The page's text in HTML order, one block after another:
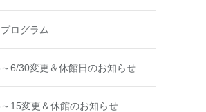
プログラム
6/30変更＆休館日のお知らせ
15変更＆休館のお知らせ